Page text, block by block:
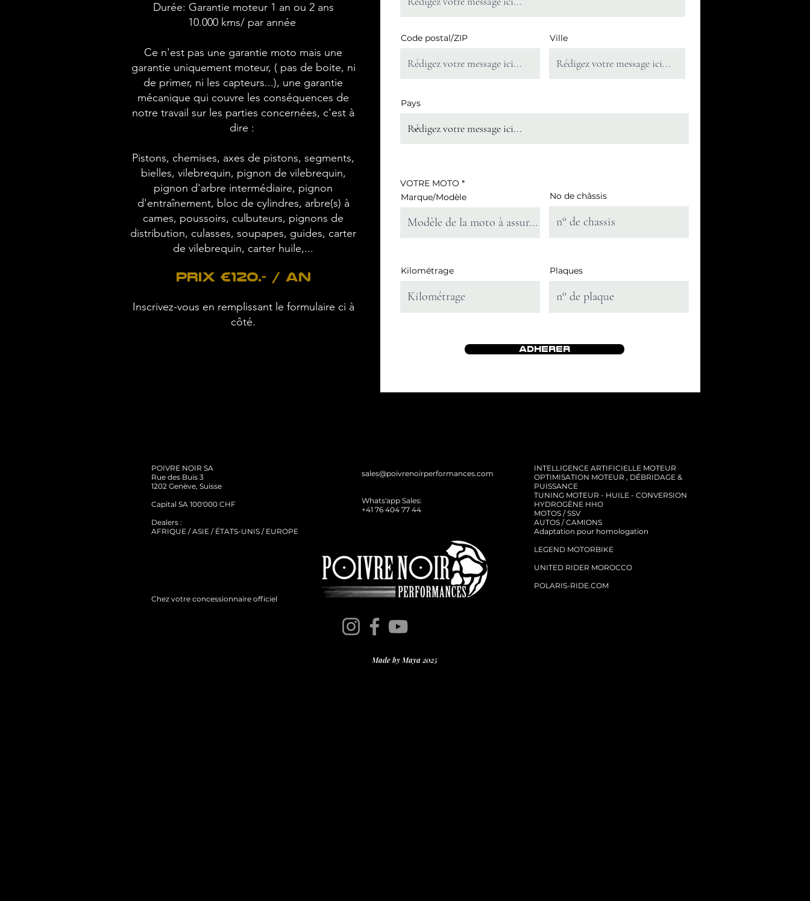
Durée: Garantie moteur 1 an ou 2 ans
10.000 kms/ par année
Ce n'est pas une garantie moto mais une
garantie uniquement moteur, ( pas de boite, ni
de primer, ni les capteurs...), une garantie
mécanique qui couvre les conséquences de
notre travail sur les parties concernées, c'est à
dire :
Pistons, chemises, axes de pistons, segments,
bielles, vilebrequin, pignon de vilebrequin,
pignon d'arbre intermédiaire, pignon
d'entraînement, bloc de cylindres, arbre(s) à
cames, poussoirs, culbuteurs, pignons de
distribution, culasses, soupapes, guides, carter
de vilebrequin, carter huile,...
Prix €120.- / an
Inscrivez-vous en remplissant le formulaire ci à
côté.
Code postal/ZIP Ville
Pays
VOTRE MOTO *
Marque/Modèle
No de châssis
Kilométrage Plaques
ADHERER
POIVRE NOIR SA
Rue des Buis 3
1202 Genève, Suisse
Capital SA 100'000 CHF
Dealers :
AFRIQUE / ASIE / ÉTATS-UNIS / EUROPE
sales@poivrenoirperformances.com
Whats'app Sales:
+41 76 404 77 44
Chez votre concessionnaire officiel
INTELLIGENCE ARTIFICIELLE MOTEUR
OPTIMISATION MOTEUR , DÉBRIDAGE &
PUISSANCE
TUNING MOTEUR - HUILE - CONVERSION
HYDROGÈNE HHO
MOTOS / SSV
AUTOS / CAMIONS
Adaptation pour homologation
LEGEND MOTORBIKE
UNITED RIDER MOROCCO
POLARIS-RIDE.COM
Made by Maya 2025